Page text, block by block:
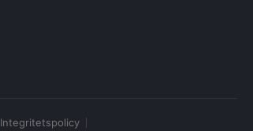
Integritetspolicy